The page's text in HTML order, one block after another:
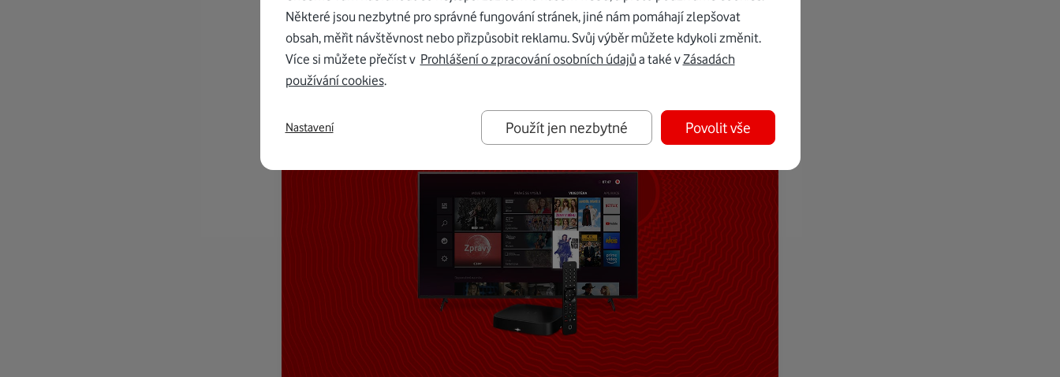
Mohlo by vás zajímat
Některé jsou nezbytné pro správné fungování stránek, jiné nám pomáhají zlepšovat
obsah, měřit návštěvnost nebo přizpůsobit reklamu. Svůj výběr můžete kdykoli změnit.
Více si můžete přečíst v Prohlášení o zpracování osobních údajů a také vZásadách
používání cookies.
Použít jen nezbytné Povolit vše
Nastavení